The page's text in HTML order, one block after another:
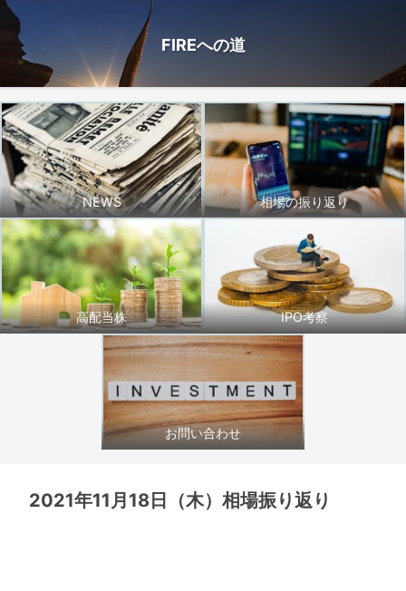
FIREへの道
NEWS 相場の振り返り
高配当株 IPO考察
お問い合わせ
2021年11月18日（木）相場振り返り